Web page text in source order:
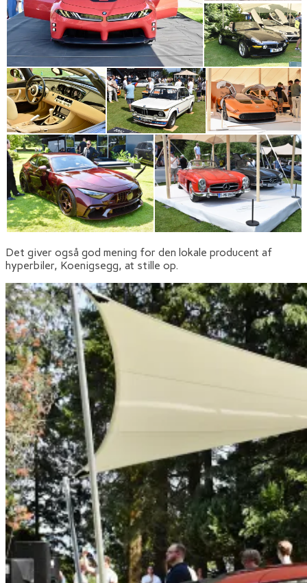
Det giver også god mening for den lokale producent af
hyperbiler, Koenigsegg, at stille op.